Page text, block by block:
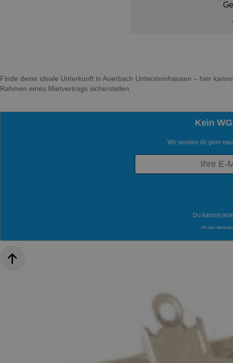
Finde deine ideale Unterkunft in Auerbach Untersteinhausen – hier
Rahmen eines Mietvertrags sicherstellen.
Kein
Wir senden dir gern
Du kannst
Mit dem